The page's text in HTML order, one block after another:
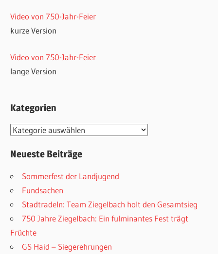
Video von 750-Jahr-Feier
kurze Version
Video von 750-Jahr-Feier
lange Version
Kategorien
Kategorien
Neueste Beiträge
Sommerfest der Landjugend
Fundsachen
Stadtradeln: Team Ziegelbach holt den Gesamtsieg
750 Jahre Ziegelbach: Ein fulminantes Fest trägt
Früchte
GS Haid – Siegerehrungen